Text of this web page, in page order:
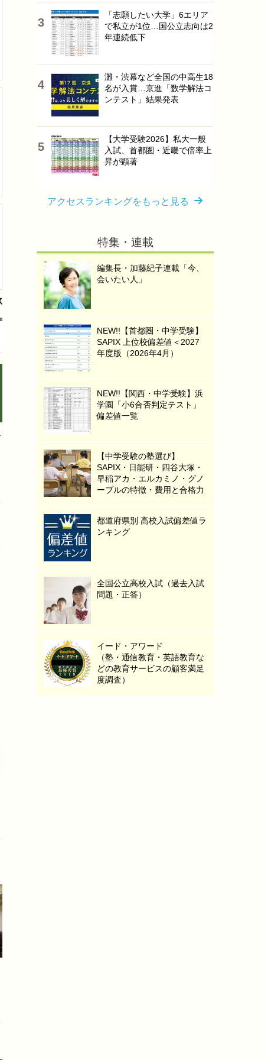
「志願したい大学」6エリア
で私立が1位…国公立志向は2
年連続低下
灘・渋幕など全国の中高生18
名が入賞…京進「数学解法コ
ンテスト」結果発表
【大学受験2026】私大一般
入試、首都圏・近畿で倍率上
昇が顕著
アクセスランキングをもっと見る
特集・連載
編集長・加藤紀子連載「今、
会いたい人」
NEW!!【首都圏・中学受験】
SAPIX 上位校偏差値＜2027
年度版（2026年4月）
NEW!!【関西・中学受験】浜
学園「小6合否判定テスト」
偏差値一覧
【中学受験の塾選び】
SAPIX・日能研・四谷大塚・
早稲アカ・エルカミノ・グノ
ーブルの特徴・費用と合格力
都道府県別 高校入試偏差値ラ
ンキング
全国公立高校入試（過去入試
問題・正答）
イード・アワード
（塾・通信教育・英語教育な
どの教育サービスの顧客満足
度調査）